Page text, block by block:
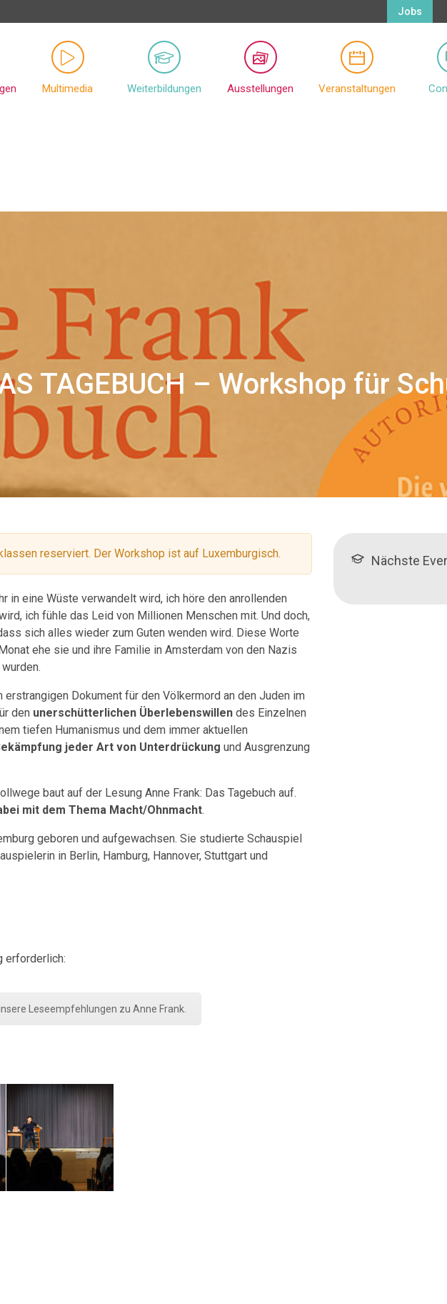
Jobs
Multimedia Weiterbildungen Ausstellungen Veranstaltungen
TAGEBUCH – Workshop für
reserviert. Der Workshop ist auf Luxemburgisch.
in eine Wüste verwandelt wird, ich höre den anrollenden
ich fühle das Leid von Millionen Menschen mit. Und doch,
sich alles wieder zum Guten wenden wird. Diese Worte
ehe sie und ihre Familie in Amsterdam von den Nazis
erstrangigen Dokument für den Völkermord an den Juden im
den unerschütterlichen Überlebenswillen des Einzelnen
tiefen Humanismus und dem immer aktuellen
jeder Art von Unterdrückung und Ausgrenzung
baut auf der Lesung Anne Frank: Das Tagebuch auf.
mit dem Thema Macht/Ohnmacht.
geboren und aufgewachsen. Sie studierte Schauspiel
in Berlin, Hamburg, Hannover, Stuttgart und
erforderlich:
Leseempfehlungen zu Anne Frank.
Nächste